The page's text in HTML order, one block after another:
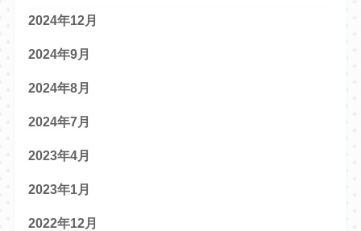
2024年12月
2024年9月
2024年8月
2024年7月
2023年4月
2023年1月
2022年12月